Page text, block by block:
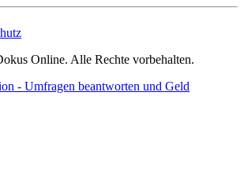
Online. Alle Rechte vorbehalten.